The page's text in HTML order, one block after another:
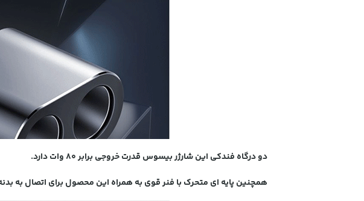
دو درگاه فندکی این شارژر بیسوس قدرت خروجی برابر 80 وات دارد.
همچنین پایه ای متحرک با فنر قوی به همراه این محصول برای اتصال به